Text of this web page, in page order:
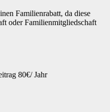
Familienrabatt, da diese
oder Familienmitgliedschaft
80€/ Jahr